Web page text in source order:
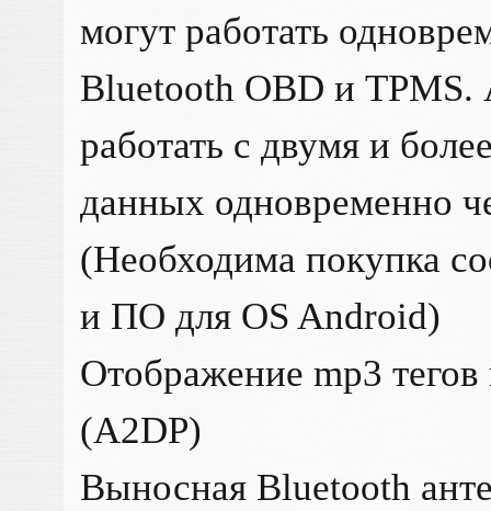
могут работать
Bluetooth OBD и TPMS.
работать с двумя и
данных одновременно
(Необходима покупка
и ПО для OS Android)
Отображение mp3
(A2DP)
Выносная Bluetooth